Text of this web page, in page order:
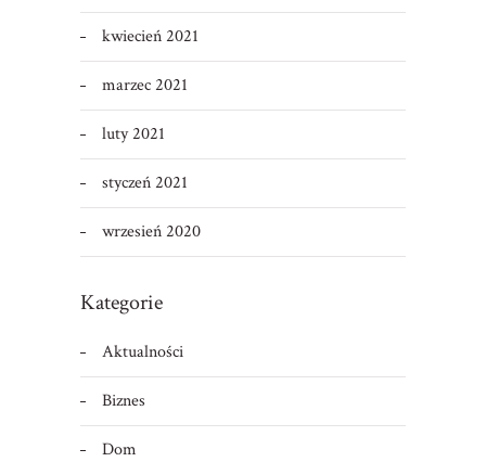
kwiecień 2021
marzec 2021
luty 2021
styczeń 2021
wrzesień 2020
Kategorie
Aktualności
Biznes
Dom